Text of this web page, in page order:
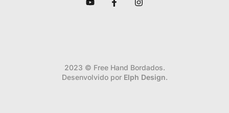
2023 © Free Hand Bordados.
Desenvolvido por Elph Design.